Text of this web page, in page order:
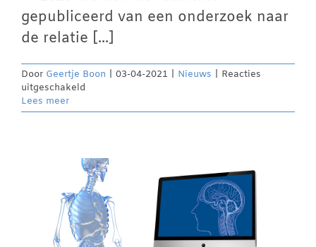
gepubliceerd van een onderzoek naar
de relatie [...]
Door Geertje Boon 03-04-2021 Nieuws
Reacties
uitgeschakeldvoor
en
Lees meer